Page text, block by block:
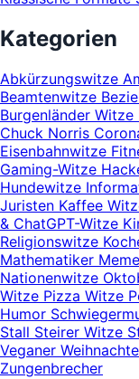
Kategorien
Abkürzungswitze
Beamtenwitze
Burgenländer Witze
Chuck Norris
Eisenbahnwitze
Gaming-Witze
Hundewitze
Juristen Kaffee
& ChatGPT-Witze
Religionswitze
Mathematiker
Nationenwitze
Witze Pizza Witze
Humor
Stall Steirer Witze
Veganer
Zungenbrecher